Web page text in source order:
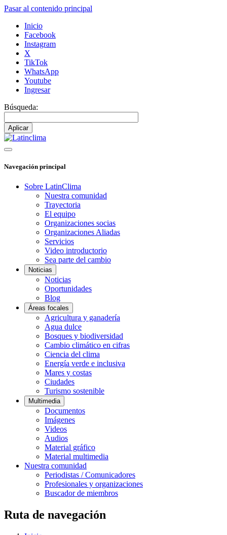
Pasar al contenido principal
Inicio
Facebook
Instagram
X
TikTok
WhatsApp
Youtube
Ingresar
Búsqueda:
Navegación principal
Sobre LatinClima
Nuestra comunidad
Trayectoria
El equipo
Organizaciones socias
Organizaciones Aliadas
Servicios
Video introductorio
Sea parte del cambio
Noticias
Noticias
Oportunidades
Blog
Áreas focales
Agricultura y ganadería
Agua dulce
Bosques y biodiversidad
Cambio climático en cifras
Ciencia del clima
Energía verde e inclusiva
Mares y costas
Ciudades
Turismo sostenible
Multimedia
Documentos
Imágenes
Videos
Audios
Material gráfico
Material multimedia
Nuestra comunidad
Periodistas / Comunicadores
Profesionales y organizaciones
Buscador de miembros
Ruta de navegación